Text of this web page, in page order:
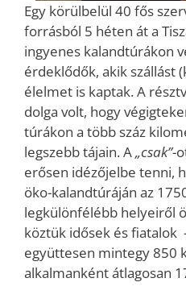
Egy körülbelül 40 fős
forrásból 5 héten át a
ingyenes kalandtúrákon
érdeklődők, akik szállást
élelmet is kaptak. A
dolga volt, hogy
túrákon a több száz
legszebb tájain. A„csak”-
erősen idézőjelbe tenni,
öko-kalandtúráján az
legkülönfélébb helyeiről
köztük idősek és fiatalok
együttesen mintegy 850
alkalmanként átlagosan